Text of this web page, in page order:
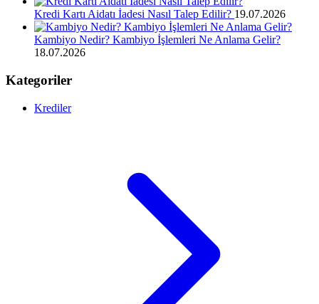
Kredi Kartı Aidatı İadesi Nasıl Talep Edilir? 19.07.2026
Kambiyo Nedir? Kambiyo İşlemleri Ne Anlama Gelir?
18.07.2026
Kategoriler
Krediler